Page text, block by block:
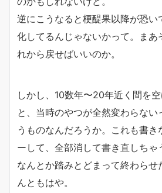
逆にこうなると梗醍果以降が恐い
化してるんじゃないかって。まあ
れから戻せばいいのか。
しかし、10数年〜20年近く間を
と、当時のやつが全然変わらない
うものなんだろうか。これも書
ーして、全部消して書き直しちゃ
なんとか踏みとどまって終わらせ
んともはや。